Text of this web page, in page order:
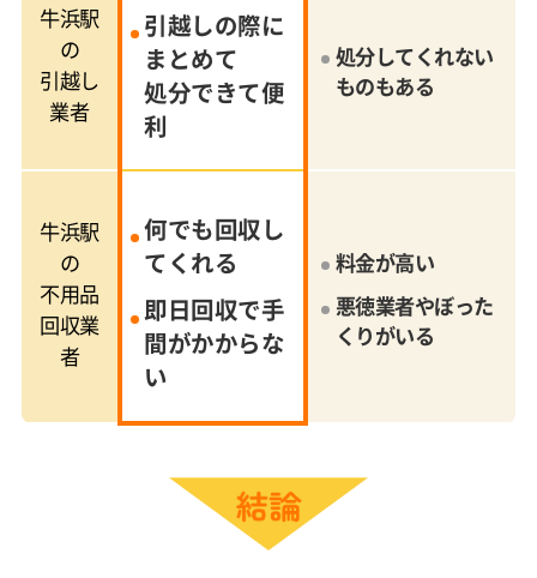
牛浜駅
の
引越し
業者
引越しの際に
まとめて
処分できて便
利
処分してくれない
ものもある
牛浜駅
の
不用品
回収業
者
何でも回収し
てくれる
即日回収で手
間がかからな
い
料金が高い
悪徳業者やぼった
くりがいる